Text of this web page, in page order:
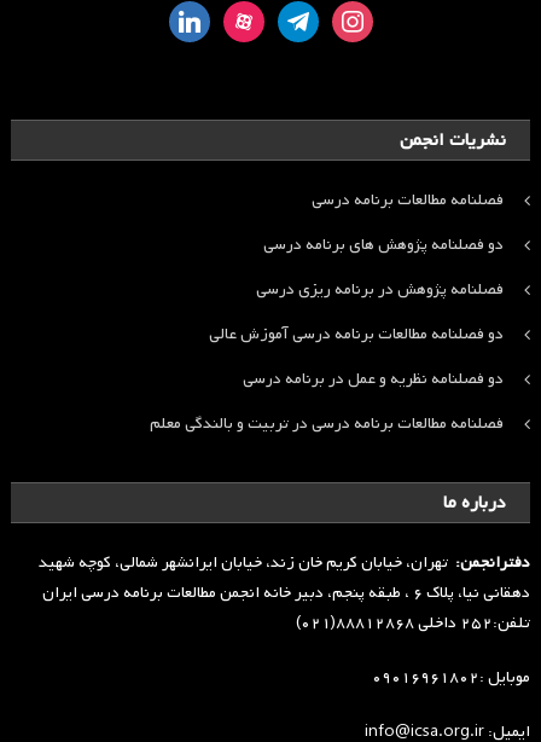
instagram
telegram
aparat
linkedin
نشریات انجمن
فصلنامه مطالعات برنامه درسی
دو فصلنامه پژوهش های برنامه درسی
فصلنامه پژوهش در برنامه ریزی درسی
دو فصلنامه مطالعات برنامه درسی آموزش عالی
دو فصلنامه نظریه و عمل در برنامه درسی
فصلنامه مطالعات برنامه درسی در تربیت و بالندگی معلم
درباره ما
دفترانجمن: تهران، خیابان کریم خان زند، خیابان ایرانشهر شمالی، کوچه شهید
دهقانی نیا، پلاک ۶ ، طبقه پنجم، دبیر خانه انجمن مطالعات برنامه درسی ایران
تلفن:۲۵۲ داخلی ۸۸۸۱۲۸۶۸(۰۲۱)
موبایل :۰۹۰۱۶۹۶۱۸۰۲
ایمیل: info@icsa.org.ir